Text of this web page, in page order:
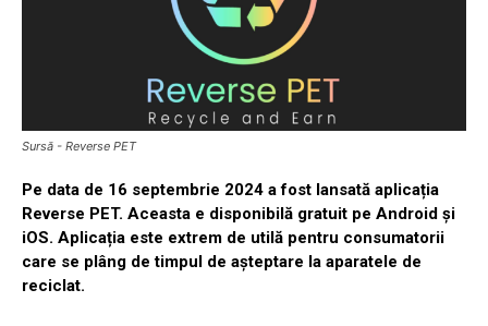
Sursă - Reverse PET
Pe data de 16 septembrie 2024 a fost lansată aplicația
Reverse PET. Aceasta e disponibilă gratuit pe Android și
iOS. Aplicația este extrem de utilă pentru consumatorii
care se plâng de timpul de așteptare la aparatele de
reciclat.